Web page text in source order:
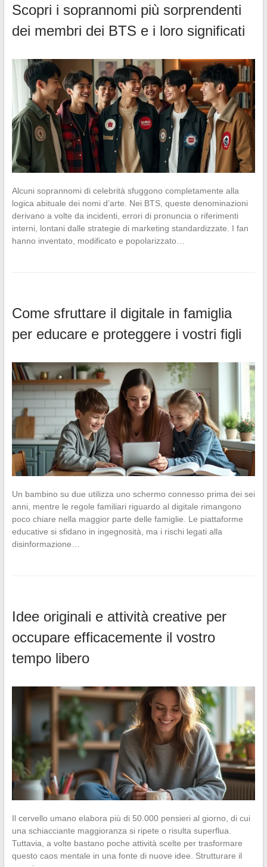
Scopri i soprannomi più sorprendenti
dei membri dei BTS e i loro significati
Alcuni soprannomi di celebrità sfuggono completamente alla
logica abituale dei nomi d’arte. Nei BTS, queste denominazioni
derivano a volte da incidenti, errori di pronuncia o riferimenti
interni, lontani dalle strategie di marketing standardizzate. I fan
hanno inventato, modificato e popolarizzato…
Come sfruttare il digitale in famiglia
per educare e proteggere i vostri figli
Un bambino su due utilizza uno schermo connesso prima dei sei
anni, mentre le regole familiari riguardo al digitale rimangono
poco chiare nella maggior parte delle famiglie. Le piattaforme
educative si sfidano in ingegnosità, ma i rischi legati alla
disinformazione…
Idee originali e attività creative per
occupare efficacemente il vostro
tempo libero
Il cervello umano elabora più di 50.000 pensieri al giorno, di cui
una schiacciante maggioranza si ripete o risulta superflua.
Tuttavia, a volte bastano poche attività scelte per trasformare
questo caos mentale in una fonte di nuove idee. Strutturare il